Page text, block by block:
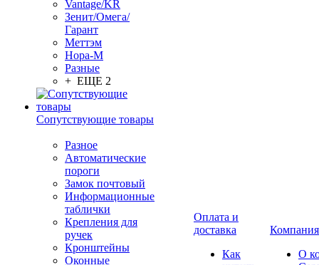
Vantage/KR
Зенит/Омега/
Гарант
Меттэм
Нора-М
Разные
+ ЕЩЕ 2
Сопутствующие товары
Разное
Автоматические
пороги
Замок почтовый
Информационные
таблички
Крепления для
ручек
Кронштейны
Оконные
Оплата и
доставка
Как
Компания
О